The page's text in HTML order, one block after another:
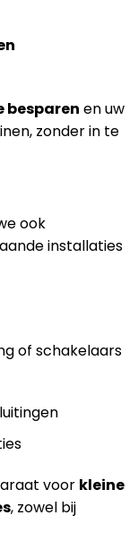
besparen en uw
zonder in te
ook
installaties
of schakelaars
voor kleine
, zowel bij